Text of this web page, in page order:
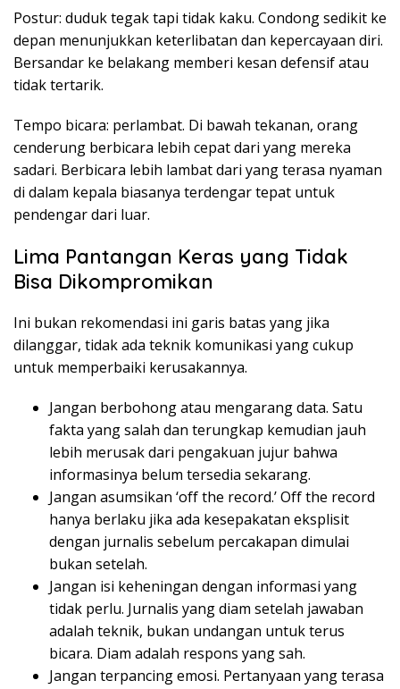
Postur: duduk tegak tapi tidak kaku. Condong sedikit ke
depan menunjukkan keterlibatan dan kepercayaan diri.
Bersandar ke belakang memberi kesan defensif atau
tidak tertarik.
Tempo bicara: perlambat. Di bawah tekanan, orang
cenderung berbicara lebih cepat dari yang mereka
sadari. Berbicara lebih lambat dari yang terasa nyaman
di dalam kepala biasanya terdengar tepat untuk
pendengar dari luar.
Lima Pantangan Keras yang Tidak
Bisa Dikompromikan
Ini bukan rekomendasi ini garis batas yang jika
dilanggar, tidak ada teknik komunikasi yang cukup
untuk memperbaiki kerusakannya.
Jangan berbohong atau mengarang data. Satu
fakta yang salah dan terungkap kemudian jauh
lebih merusak dari pengakuan jujur bahwa
informasinya belum tersedia sekarang.
Jangan asumsikan ‘off the record.’ Off the record
hanya berlaku jika ada kesepakatan eksplisit
dengan jurnalis sebelum percakapan dimulai
bukan setelah.
Jangan isi keheningan dengan informasi yang
tidak perlu. Jurnalis yang diam setelah jawaban
adalah teknik, bukan undangan untuk terus
bicara. Diam adalah respons yang sah.
Jangan terpancing emosi. Pertanyaan yang terasa